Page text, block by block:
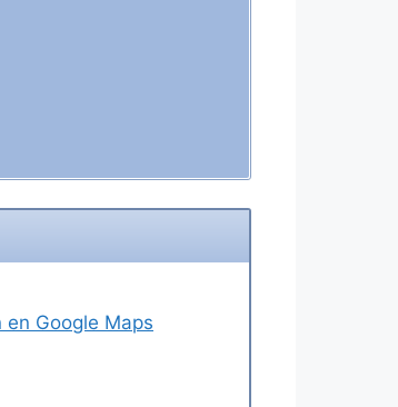
Google Maps